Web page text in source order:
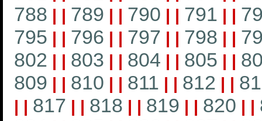
788 | | 789 | | 790 | | 791 | |
795 | | 796 | | 797 | | 798 | |
802 | | 803 | | 804 | | 805 | |
809 | | 810 | | 811 | | 812 | |
| | 817 | | 818 | | 819 | | 820 | |